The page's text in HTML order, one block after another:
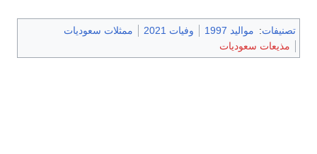
تصنيفات: مواليد 1997 وفيات 2021
ممثلات سعوديات
مذيعات سعوديات